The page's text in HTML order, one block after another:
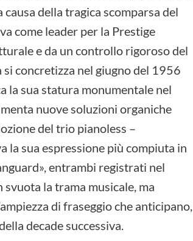
della tragica scomparsa del
come leader per la Prestige
e da un controllo rigoroso del
concretizza nel giugno del 1956
la sua statura monumentale nel
nuove soluzioni organiche
del trio pianoless –
la sua espressione più compiuta in
entrambi registrati nel
la trama musicale, ma
di fraseggio che anticipano,
decade successiva.